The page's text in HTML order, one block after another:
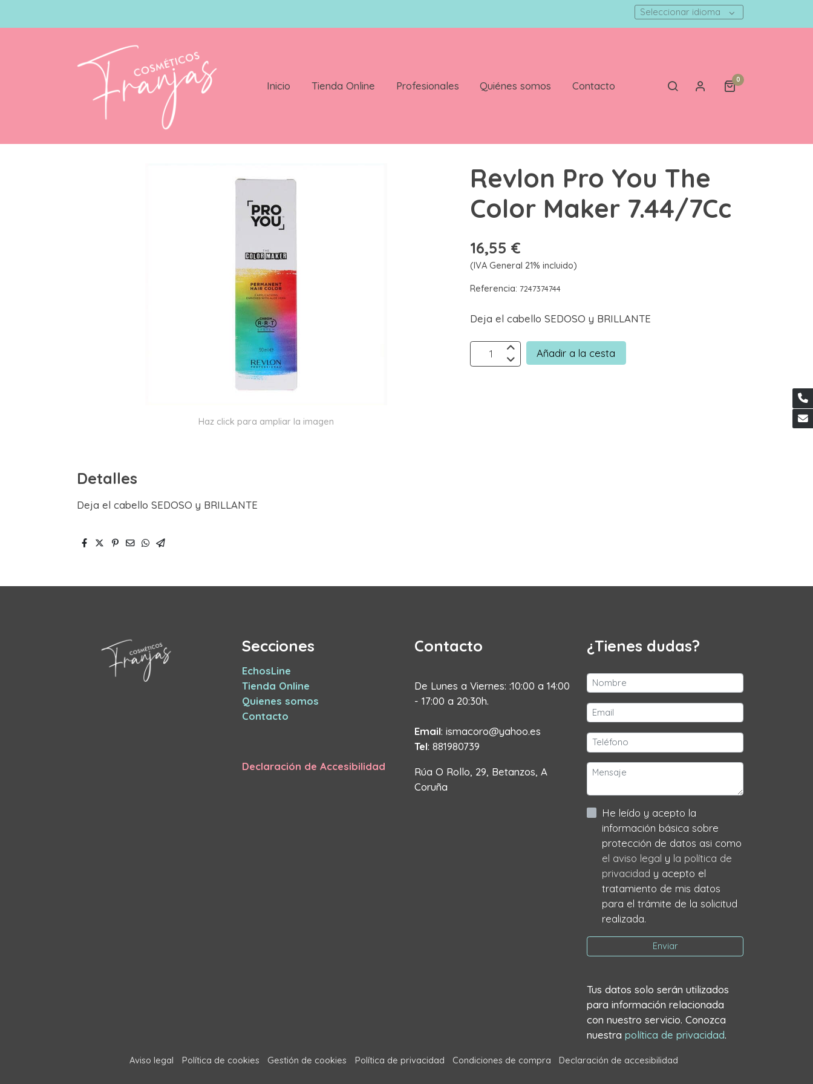
Seleccionar idioma
Inicio Tienda Online Profesionales Quiénes somos Contacto 0
Revlon Pro You The Color Maker 7.44/7Cc
Haz click para ampliar la imagen
Detalles
Deja el cabello SEDOSO y BRILLANTE
Revlon Pro You The
Color Maker 7.44/7Cc
16,55 €
(IVA General 21% incluido)
Referencia:7247374744
Deja el cabello SEDOSO y BRILLANTE
Añadir a la cesta
Secciones
EchosLine
Tienda Online
Quienes somos
Contacto
Declaración de Accesibilidad
Contacto
De Lunes a Viernes: :10:00 a 14:00
- 17:00 a 20:30h.
Email: ismacoro@yahoo.es
Tel: 881980739
Rúa O Rollo, 29, Betanzos, A
Coruña
¿Tienes dudas?
He leído y acepto la
información básica sobre
protección de datos asi como
el aviso legal y la política de
privacidad y acepto el
tratamiento de mis datos
para el trámite de la solicitud
realizada.
Enviar
Tus datos solo serán utilizados
para información relacionada
con nuestro servicio. Conozca
nuestra política de privacidad.
Aviso legal Política de cookies Gestión de cookies Política de privacidad Condiciones de compra Declaración de accesibilidad